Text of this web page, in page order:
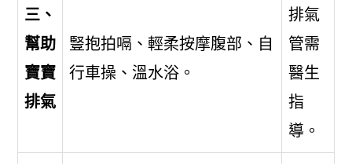
三、
幫助
寶寶
排氣
豎抱拍嗝、輕柔按摩腹部、自
行車操、溫水浴。
排氣
管需
醫生
指
導。